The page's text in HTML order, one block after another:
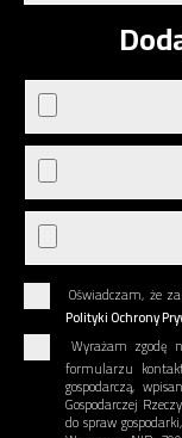
Oświadczam, że
Polityki Ochrony
Wyrażam zgodę
formularzu
gospodarczą,
Gospodarczej
do spraw